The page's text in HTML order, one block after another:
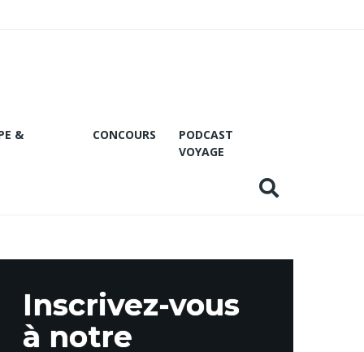
&
CONCOURS
PODCAST
VOYAGE
Inscrivez-vous
à notre